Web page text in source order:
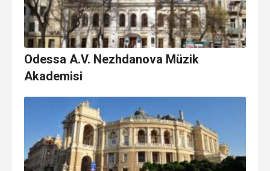
Odessa A.V. Nezhdanova Müzik
Akademisi